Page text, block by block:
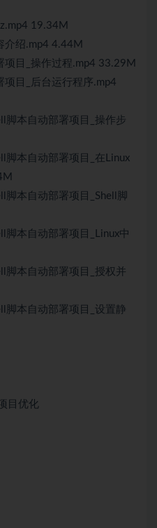
19.34M
介绍.mp4 4.44M
目_操作过程.mp4 33.29M
目_后台运行程序.mp4
脚本自动部署项目_操作步
脚本自动部署项目_在Linux
脚本自动部署项目_Shell脚
脚本自动部署项目_Linux中
脚本自动部署项目_授权并
脚本自动部署项目_设置静
目优化